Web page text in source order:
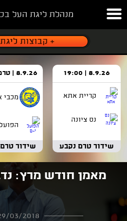
מנהלת ליגת העל
8.9.26 | 19:00
קריית אתא
נס ציונה
שידור טרם נקבע
8.9.26 | טרם נקבע
מכבי
שידור
מאמן חודש מרץ:
03/2018